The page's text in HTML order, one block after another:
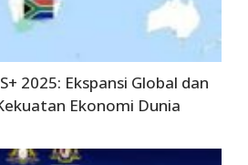
2025: Ekspansi Global dan
Ekonomi Dunia